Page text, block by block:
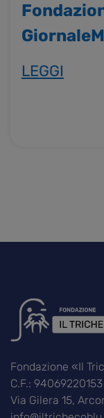
LEGGI
Fondazione «Il
C.F.: 94069220153
Via Gilera 15,